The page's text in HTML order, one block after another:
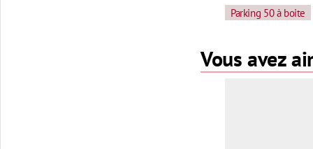
Parking 50 à boite
Vous avez